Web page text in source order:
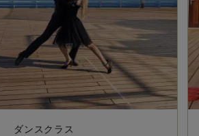
ダンスクラス